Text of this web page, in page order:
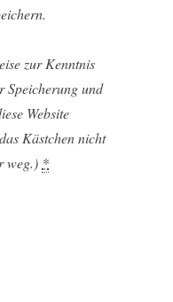
zur Kenntnis
Speicherung und
Website
Kästchen nicht
weg.) *